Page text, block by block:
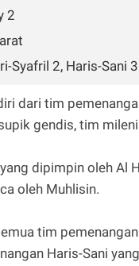
2
Syafril 2, Haris-Sani 3
dari tim
gendis, tim
dipimpin oleh Al
oleh Muhlisin.
tim
Haris-Sani